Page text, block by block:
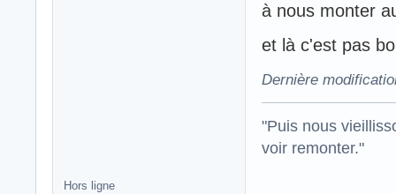
à nous monter
et là c'est pas
Dernière
"Puis nous
voir remonter."
Hors ligne